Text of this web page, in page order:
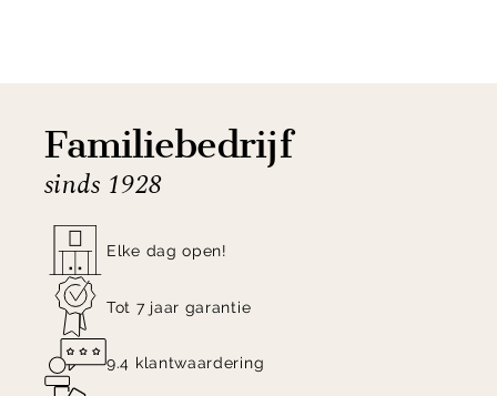
Familiebedrijf
sinds 1928
Elke dag open!
Tot 7 jaar garantie
9.4 klantwaardering